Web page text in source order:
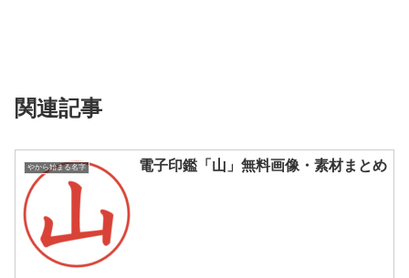
関連記事
やから始まる名字 電子印鑑「山」無料画像・素材まとめ